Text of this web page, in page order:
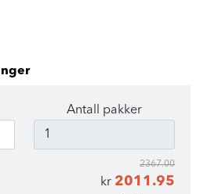
Antall pakker
2367.00
kr 2011.95